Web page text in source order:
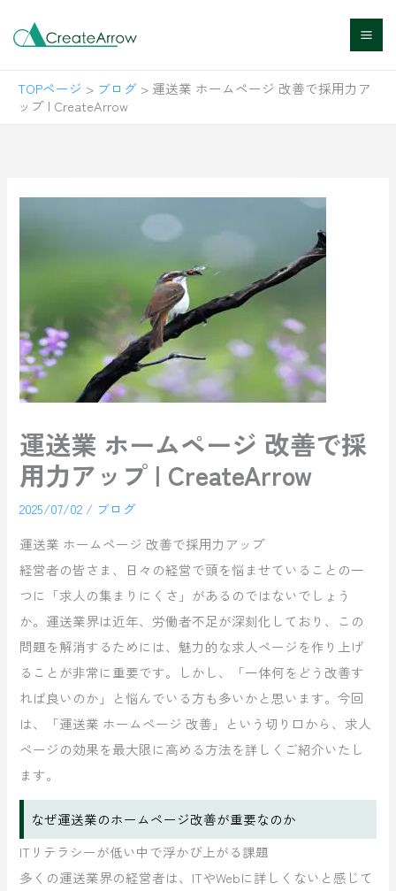
TOPページ > ブログ > 運送業 ホームページ 改善で採用力ア
ップ | CreateArrow
運送業 ホームページ 改善で採
用力アップ | CreateArrow
2025/07/02 / ブログ
運送業 ホームページ 改善で採用力アップ
経営者の皆さま、日々の経営で頭を悩ませていることの一
つに「求人の集まりにくさ」があるのではないでしょう
か。運送業界は近年、労働者不足が深刻化しており、この
問題を解消するためには、魅力的な求人ページを作り上げ
ることが非常に重要です。しかし、「一体何をどう改善す
れば良いのか」と悩んでいる方も多いかと思います。今回
は、「運送業 ホームページ 改善」という切り口から、求人
ページの効果を最大限に高める方法を詳しくご紹介いたし
ます。
なぜ運送業のホームページ改善が重要なのか
ITリテラシーが低い中で浮かび上がる課題
多くの運送業界の経営者は、ITやWebに詳しくないと感じて